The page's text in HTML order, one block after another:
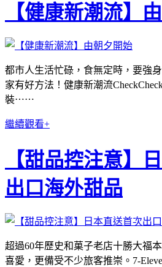
【健康新潮流】
都市人生活忙碌，食無定時，要強
家有好方法！健康新潮流
裝⋯⋯
繼續觀看+
【甜品控注意】
出口海外甜品
超過60年歷史和菓子老店十勝大福
喜愛，更備受不少旅客推崇。7-